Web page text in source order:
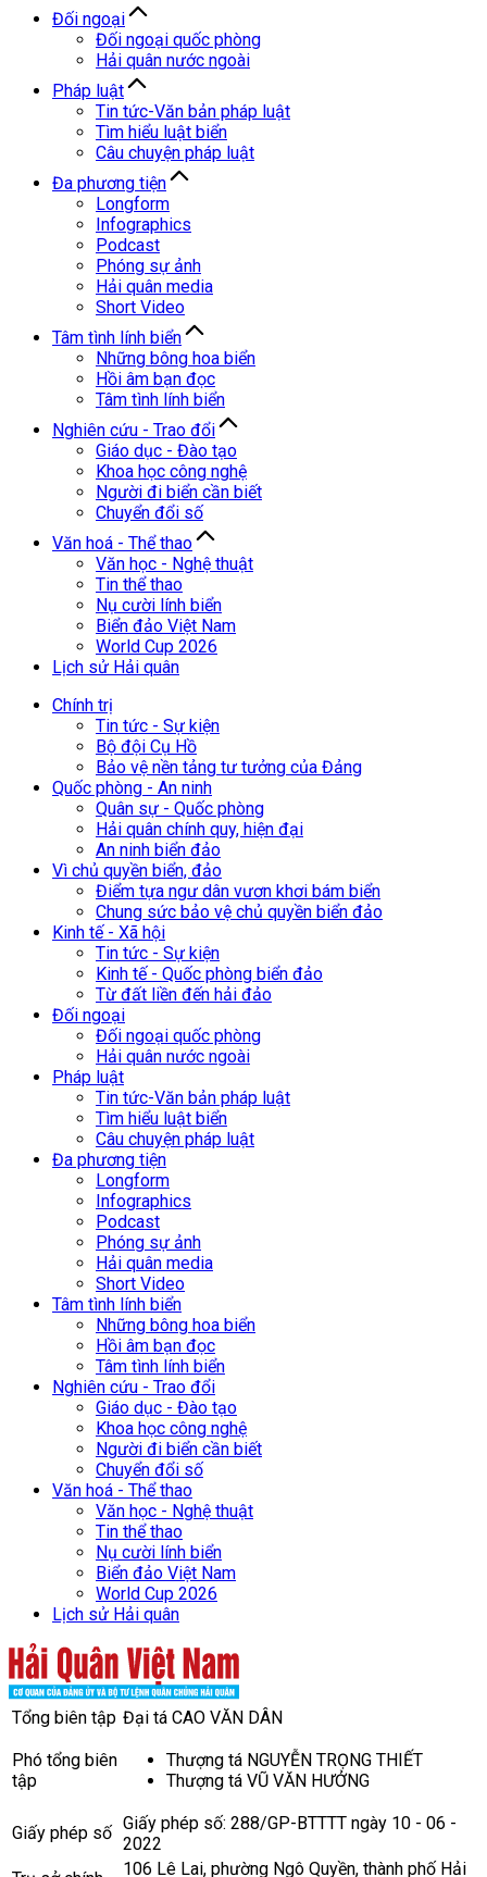
Đối ngoại
Đối ngoại quốc phòng
Hải quân nước ngoài
Pháp luật
Tin tức-Văn bản pháp luật
Tìm hiểu luật biển
Câu chuyện pháp luật
Đa phương tiện
Longform
Infographics
Podcast
Phóng sự ảnh
Hải quân media
Short Video
Tâm tình lính biển
Những bông hoa biển
Hồi âm bạn đọc
Tâm tình lính biển
Nghiên cứu - Trao đổi
Giáo dục - Đào tạo
Khoa học công nghệ
Người đi biển cần biết
Chuyển đổi số
Văn hoá - Thể thao
Văn học - Nghệ thuật
Tin thể thao
Nụ cười lính biển
Biển đảo Việt Nam
World Cup 2026
Lịch sử Hải quân
Chính trị
Tin tức - Sự kiện
Bộ đội Cụ Hồ
Bảo vệ nền tảng tư tưởng của Đảng
Quốc phòng - An ninh
Quân sự - Quốc phòng
Hải quân chính quy, hiện đại
An ninh biển đảo
Vì chủ quyền biển, đảo
Điểm tựa ngư dân vươn khơi bám biển
Chung sức bảo vệ chủ quyền biển đảo
Kinh tế - Xã hội
Tin tức - Sự kiện
Kinh tế - Quốc phòng biển đảo
Từ đất liền đến hải đảo
Đối ngoại
Đối ngoại quốc phòng
Hải quân nước ngoài
Pháp luật
Tin tức-Văn bản pháp luật
Tìm hiểu luật biển
Câu chuyện pháp luật
Đa phương tiện
Longform
Infographics
Podcast
Phóng sự ảnh
Hải quân media
Short Video
Tâm tình lính biển
Những bông hoa biển
Hồi âm bạn đọc
Tâm tình lính biển
Nghiên cứu - Trao đổi
Giáo dục - Đào tạo
Khoa học công nghệ
Người đi biển cần biết
Chuyển đổi số
Văn hoá - Thể thao
Văn học - Nghệ thuật
Tin thể thao
Nụ cười lính biển
Biển đảo Việt Nam
World Cup 2026
Lịch sử Hải quân
Tổng biên tập Đại tá CAO VĂN DÂN
Phó tổng biên
tập
Thượng tá NGUYỄN TRỌNG THIẾT
Thượng tá VŨ VĂN HƯỞNG
Giấy phép số Giấy phép số: 288/GP-BTTTT ngày 10 - 06 -
2022
106 Lê Lai, phường Ngô Quyền, thành phố Hải